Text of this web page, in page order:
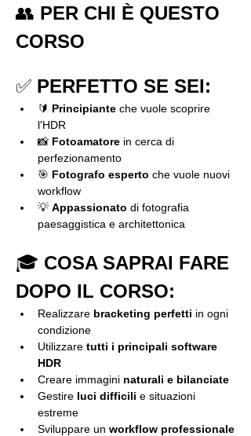
👥 PER CHI È QUESTO
CORSO
✅ PERFETTO SE SEI:
🔰 Principiante che vuole scoprire
l'HDR
📸 Fotoamatore in cerca di
perfezionamento
🎯 Fotografo esperto che vuole nuovi
workflow
💡 Appassionato di fotografia
paesaggistica e architettonica
🎓 COSA SAPRAI FARE
DOPO IL CORSO:
Realizzare bracketing perfetti in ogni
condizione
Utilizzare tutti i principali software
HDR
Creare immagini naturali e bilanciate
Gestire luci difficili e situazioni
estreme
Sviluppare un workflow professionale